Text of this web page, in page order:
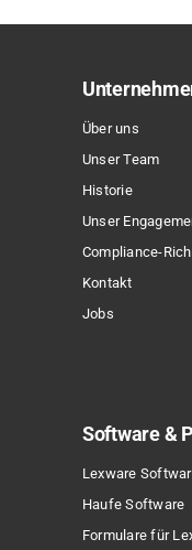
auf.
Über uns
Unser Team
Historie
Unser
Compliance-
Kontakt
Jobs
Software &
Lexware
Haufe Software
Formulare für